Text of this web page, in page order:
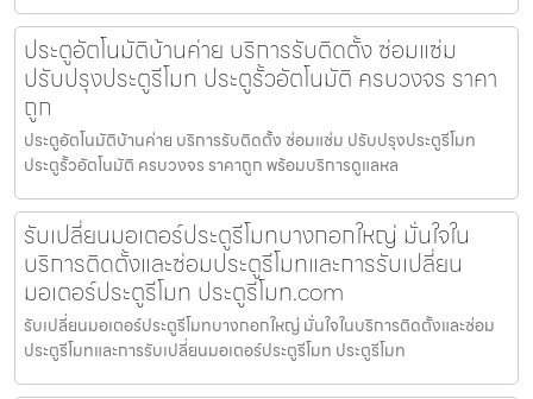
ประตูอัตโนมัติบ้านค่าย บริการรับติดตั้ง ซ่อมแซ่ม
ปรับปรุงประตูรีโมท ประตูรั้วอัตโนมัติ ครบวงจร ราคา
ถูก
ประตูอัตโนมัติบ้านค่าย บริการรับติดตั้ง ซ่อมแซ่ม ปรับปรุงประตูรีโมท
ประตูรั้วอัตโนมัติ ครบวงจร ราคาถูก พร้อมบริการดูแลหล
รับเปลี่ยนมอเตอร์ประตูรีโมทบางกอกใหญ่ มั่นใจใน
บริการติดตั้งและซ่อมประตูรีโมทและการรับเปลี่ยน
มอเตอร์ประตูรีโมท ประตูรีโมท.com
รับเปลี่ยนมอเตอร์ประตูรีโมทบางกอกใหญ่ มั่นใจในบริการติดตั้งและซ่อม
ประตูรีโมทและการรับเปลี่ยนมอเตอร์ประตูรีโมท ประตูรีโมท